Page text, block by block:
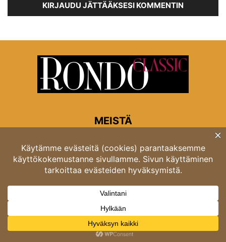
KIRJAUDU JÄTTÄÄKSESI KOMMENTIN
MEISTÄ
Rondon toimitus
Opastinsilta 6A 00520 Helsinki
Asiakaspalvelu: puh. 03 4246 5318
asiakaspalvelu@rondo.fi
Ota meihin yhteyttä:toimitus@rondo.fi
© Classicus Oy 2026 ver 2.4